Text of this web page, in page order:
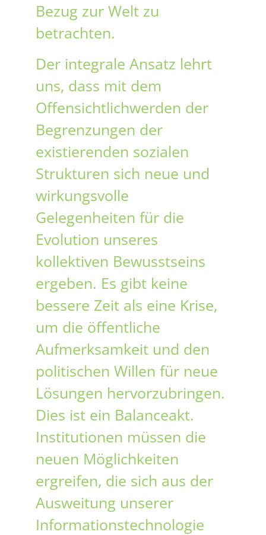
Bezug zur Welt zu
betrachten.
Der integrale Ansatz lehrt
uns, dass mit dem
Offensichtlichwerden der
Begrenzungen der
existierenden sozialen
Strukturen sich neue und
wirkungsvolle
Gelegenheiten für die
Evolution unseres
kollektiven Bewusstseins
ergeben. Es gibt keine
bessere Zeit als eine Krise,
um die öffentliche
Aufmerksamkeit und den
politischen Willen für neue
Lösungen hervorzubringen.
Dies ist ein Balanceakt.
Institutionen müssen die
neuen Möglichkeiten
ergreifen, die sich aus der
Ausweitung unserer
Informationstechnologie